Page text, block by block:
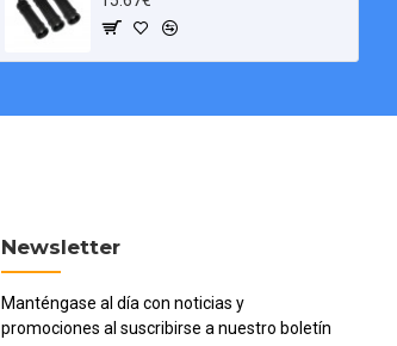
Newsletter
Manténgase al día con noticias y
promociones al suscribirse a nuestro boletín